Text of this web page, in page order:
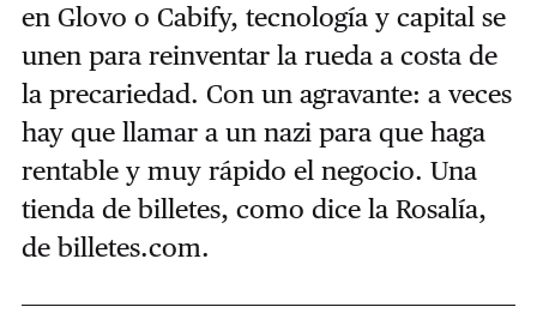
en Glovo o Cabify, tecnología y capital se
unen para reinventar la rueda a costa de
la precariedad. Con un agravante: a veces
hay que llamar a un nazi para que haga
rentable y muy rápido el negocio. Una
tienda de billetes, como dice la Rosalía,
de billetes.com.